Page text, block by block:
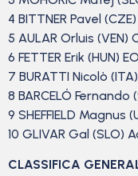
4 BITTNER Pavel
5 AULAR Orluis (VEN)
6 FETTER Erik (HUN)
7 BURATTI Nicolò
8 BARCELÓ Fernando
9 SHEFFIELD Magnus
10 GLIVAR Gal (SLO)
CLASSIFICA